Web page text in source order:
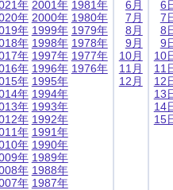
年
年
年
年
年
年
年
年
年
年
年
年
年
年
年
2001年
2000年
1999年
1998年
1997年
1996年
1995年
1994年
1993年
1992年
1991年
1990年
1989年
1988年
1987年
1981年
1980年
1979年
1978年
1977年
1976年
6月
7月
8月
9月
10月
11月
12月
6
7
8
9
10
11
12
13
14
15